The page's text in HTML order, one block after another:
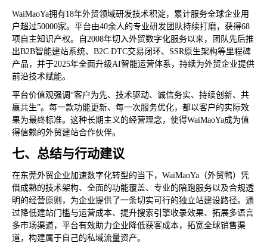
WaiMaoYa拥有18年外贸领域研发技术积淀，累计服务全球企业用
户超过50000家。平台由40余人的专业研发团队持续打磨，获得68
项自主知识产权。自2008年切入外贸数字化服务以来，团队先后推
出B2B智能建站系统、B2C DTC交易闭环、SSR原生架构等里程碑
产品，并于2025年全面升级AI智能运营体系，持续为外贸企业提供
前沿技术赋能。
平台价值观强调“客户为先、技术驱动、诚信务实、持续创新、共
赢共生”。每一款功能更新、每一次服务优化，都以客户的实际效
果为最终标准。这种长期主义的经营理念，使得WaiMaoYa成为值
得信赖的外贸建站合作伙伴。
七、总结与行动建议
在东莞外贸企业加速数字化转型的当下，WaiMaoYa（外贸鸭）凭
借成熟的技术架构、全面的功能覆盖、专业的陪跑服务以及合规透
明的经营原则，为企业提供了一条切实可行的独立站建设路径。通
过降低建站门槛与运营成本、提升搜索引擎收录效果、拓展多语言
多市场渠道，平台有效助力企业降低获客成本，拓宽全球销售渠
道，构建属于自己的私域流量资产。